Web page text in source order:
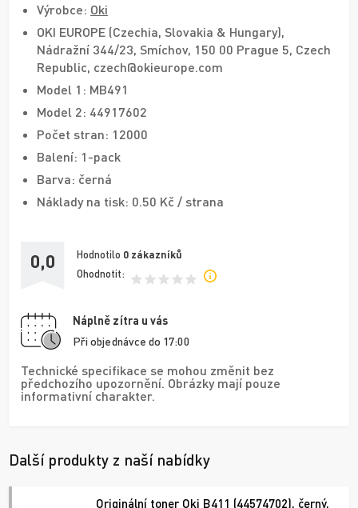
Výrobce: Oki
OKI EUROPE (Czechia, Slovakia & Hungary),
Nádražní 344/23, Smíchov, 150 00 Prague 5, Czech
Republic, czech@okieurope.com
Model 1: MB491
Model 2: 44917602
Počet stran: 12000
Balení: 1-pack
Barva: černá
Náklady na tisk: 0.50 Kč / strana
0,0 Hodnotilo 0 zákazníků
Ohodnotit:
Náplně zítra u vás
Při objednávce do 17:00
Technické specifikace se mohou změnit bez
předchozího upozornění. Obrázky mají pouze
informativní charakter.
Další produkty z naší nabídky
Originální toner Oki B411 (44574702), černý,